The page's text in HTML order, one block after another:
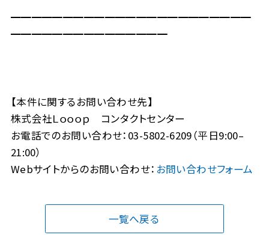
━━━━━━━━━━━━━━━━━━━━━━━
━━━━━━━━━━━━━━━
【本件に関するお問い合わせ先】
株式会社Ｌｏｏｏｐ コンタクトセンター
お電話でのお問い合わせ：03-5802-6209（平日9:00–
21:00）
Webサイトからのお問い合わせ： お問い合わせフォーム
一覧へ戻る